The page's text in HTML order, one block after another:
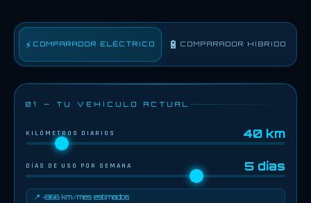
⚡ COMPARADOR ELÉCTRICO 🔋 COMPARADOR HÍBRIDO
01 — TU VEHÍCULO ACTUAL
KILÓMETROS DIARIOS 40 km
DÍAS DE USO POR SEMANA 5 días
📍 ~866 km/mes estimados